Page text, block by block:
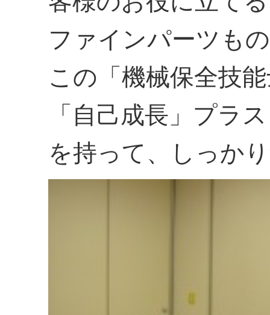
ファインパーツも
この「機械保全技
「自己成長」プラ
を持って、しっか